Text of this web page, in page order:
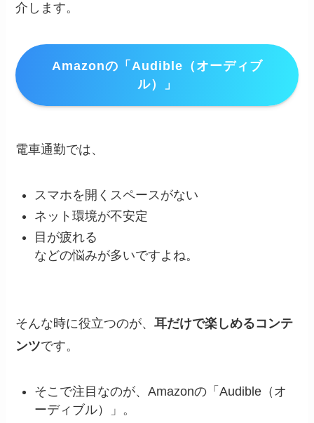
介します。
Amazonの「Audible（オーディブ
ル）」
電車通勤では、
スマホを開くスペースがない
ネット環境が不安定
目が疲れる
などの悩みが多いですよね。
そんな時に役立つのが、耳だけで楽しめるコンテ
ンツです。
そこで注目なのが、Amazonの「Audible（オ
ーディブル）」。